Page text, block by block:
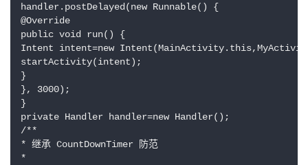
handler.postDelayed(new Runnable() {
@Override
public void run() {
Intent intent=new
startActivity(intent);
}
}, 3000);
}
private Handler handler=new Handler();
/**
* 继承 CountDownTimer 防范
*